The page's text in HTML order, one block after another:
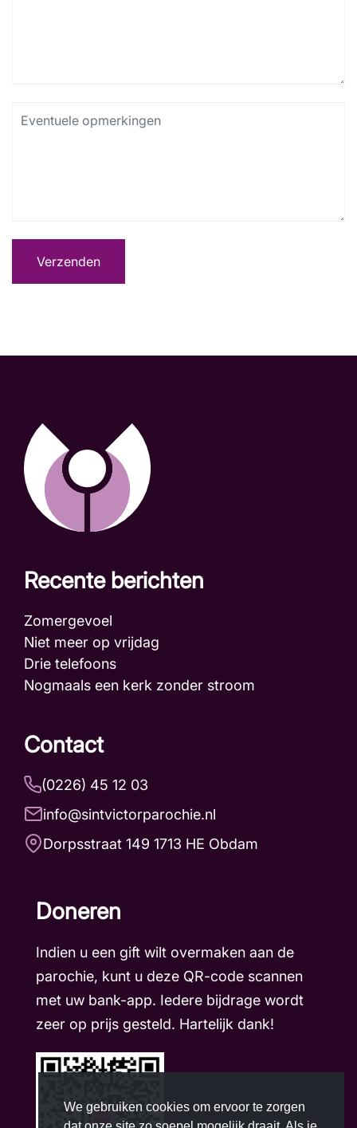
Recente berichten
Zomergevoel
Niet meer op vrijdag
Drie telefoons
Nogmaals een kerk zonder stroom
Contact
(0226) 45 12 03
info@sintvictorparochie.nl
Dorpsstraat 149 1713 HE Obdam
Doneren
Indien u een gift wilt overmaken aan de
parochie, kunt u deze QR-code scannen
met uw bank-app. Iedere bijdrage wordt
zeer op prijs gesteld. Hartelijk dank!
We gebruiken cookies om ervoor te zorgen